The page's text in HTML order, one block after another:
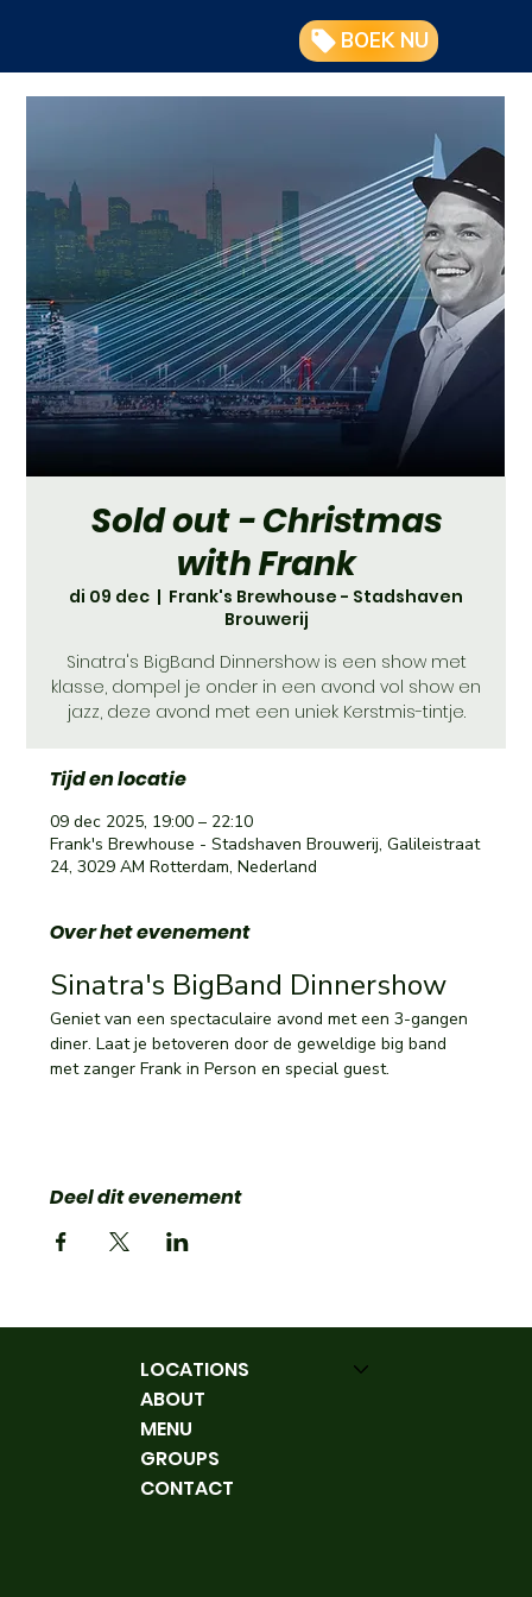
BOEK NU
Sold out - Christmas
with Frank
di 09 dec
  |
Frank's Brewhouse - Stadshaven
Brouwerij
Sinatra's BigBand Dinnershow is een show met
klasse, dompel je onder in een avond vol show en
jazz, deze avond met een uniek Kerstmis-tintje.
Tijd en locatie
09 dec 2025, 19:00 – 22:10
Frank's Brewhouse - Stadshaven Brouwerij, Galileistraat
24, 3029 AM Rotterdam, Nederland
Over het evenement
Sinatra's BigBand Dinnershow
Geniet van een spectaculaire avond met een 3-gangen
diner. Laat je betoveren door de geweldige big band
met zanger Frank in Person en special guest.
Deel dit evenement
LOCATIONS
ABOUT
MENU
GROUPS
CONTACT